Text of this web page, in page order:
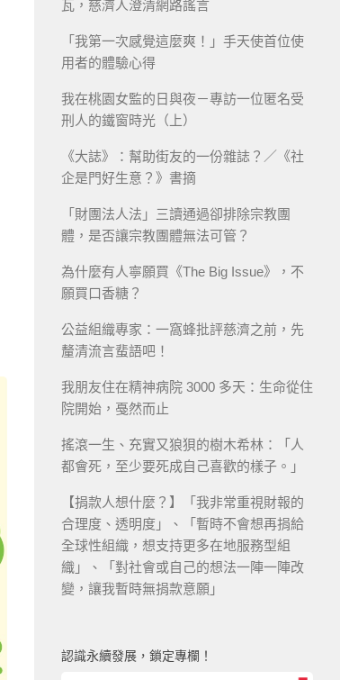
瓦，慈濟人澄清網路謠言
「我第一次感覺這麼爽！」手天使首位使
用者的體驗心得
我在桃園女監的日與夜－專訪一位匿名受
刑人的鐵窗時光（上）
《大誌》：幫助街友的一份雜誌？／《社
企是門好生意？》書摘
「財團法人法」三讀通過卻排除宗教團
體，是否讓宗教團體無法可管？
為什麼有人寧願買《The Big Issue》，不
願買口香糖？
公益組織專家：一窩蜂批評慈濟之前，先
釐清流言蜚語吧！
我朋友住在精神病院 3000 多天：生命從住
院開始，戞然而止
搖滾一生、充實又狼狽的樹木希林：「人
都會死，至少要死成自己喜歡的樣子。」
【捐款人想什麼？】「我非常重視財報的
合理度、透明度」、「暫時不會想再捐給
全球性組織，想支持更多在地服務型組
織」、「對社會或自己的想法一陣一陣改
變，讓我暫時無捐款意願」
認識永續發展，鎖定專欄！